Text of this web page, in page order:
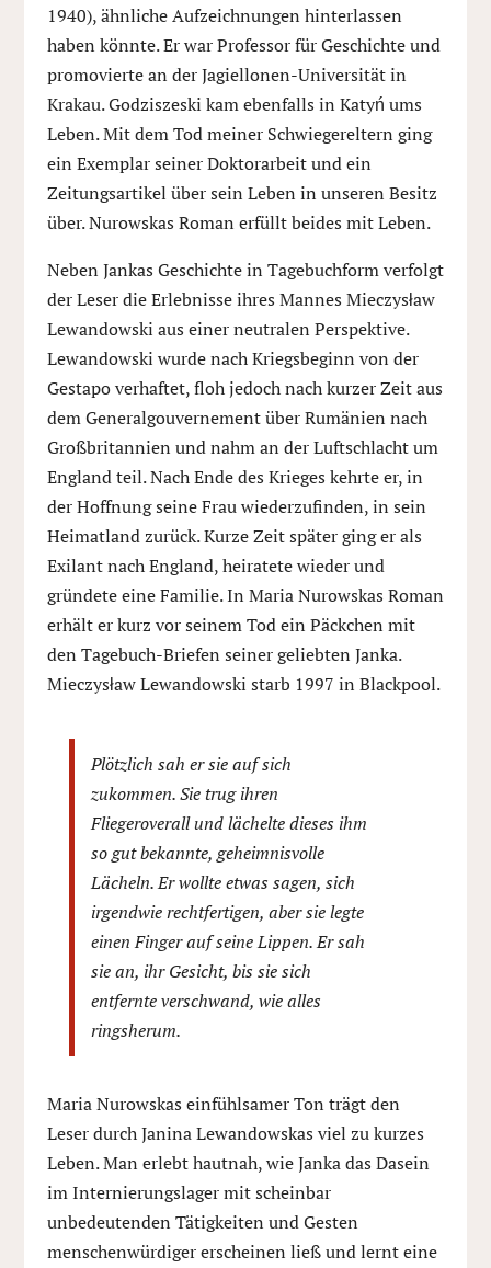
1940), ähnliche Aufzeichnungen hinterlassen
haben könnte. Er war Professor für Geschichte und
promovierte an der Jagiellonen-Universität in
Krakau. Godziszeski kam ebenfalls in Katyń ums
Leben. Mit dem Tod meiner Schwiegereltern ging
ein Exemplar seiner Doktorarbeit und ein
Zeitungsartikel über sein Leben in unseren Besitz
über. Nurowskas Roman erfüllt beides mit Leben.
Neben Jankas Geschichte in Tagebuchform verfolgt
der Leser die Erlebnisse ihres Mannes Mieczysław
Lewandowski aus einer neutralen Perspektive.
Lewandowski wurde nach Kriegsbeginn von der
Gestapo verhaftet, floh jedoch nach kurzer Zeit aus
dem Generalgouvernement über Rumänien nach
Großbritannien und nahm an der Luftschlacht um
England teil. Nach Ende des Krieges kehrte er, in
der Hoffnung seine Frau wiederzufinden, in sein
Heimatland zurück. Kurze Zeit später ging er als
Exilant nach England, heiratete wieder und
gründete eine Familie. In Maria Nurowskas Roman
erhält er kurz vor seinem Tod ein Päckchen mit
den Tagebuch-Briefen seiner geliebten Janka.
Mieczysław Lewandowski starb 1997 in Blackpool.
Plötzlich sah er sie auf sich
zukommen. Sie trug ihren
Fliegeroverall und lächelte dieses ihm
so gut bekannte, geheimnisvolle
Lächeln. Er wollte etwas sagen, sich
irgendwie rechtfertigen, aber sie legte
einen Finger auf seine Lippen. Er sah
sie an, ihr Gesicht, bis sie sich
entfernte verschwand, wie alles
ringsherum.
Maria Nurowskas einfühlsamer Ton trägt den
Leser durch Janina Lewandowskas viel zu kurzes
Leben. Man erlebt hautnah, wie Janka das Dasein
im Internierungslager mit scheinbar
unbedeutenden Tätigkeiten und Gesten
menschenwürdiger erscheinen ließ und lernt eine